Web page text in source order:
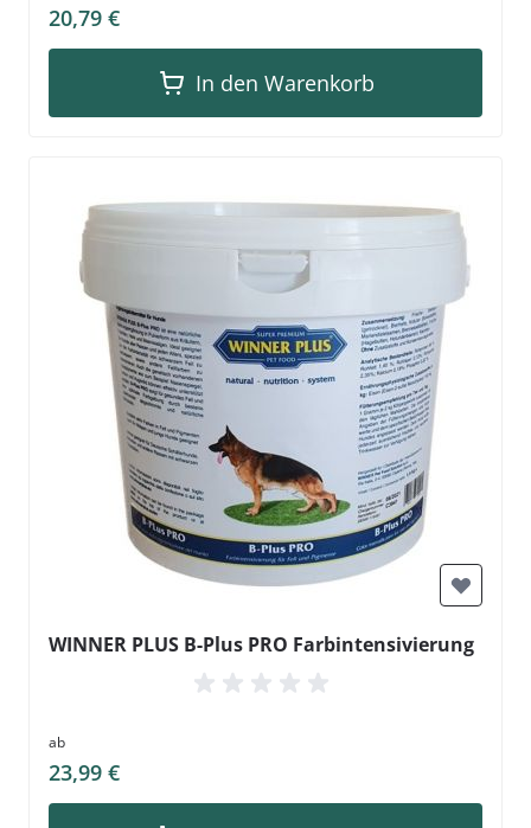
20,79 €
In den Warenkorb
WINNER PLUS B-Plus PRO Farbintensivierung
ab
23,99 €